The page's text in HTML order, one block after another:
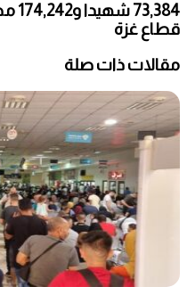
قطاع غزة
مقالات ذات صلة